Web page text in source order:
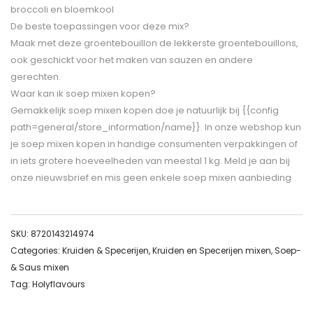
broccoli en bloemkool
De beste toepassingen voor deze mix?
Maak met deze groentebouillon de lekkerste groentebouillons,
ook geschickt voor het maken van sauzen en andere
gerechten.
Waar kan ik soep mixen kopen?
Gemakkelijk soep mixen kopen doe je natuurlijk bij {{config
path=general/store_information/name}}. In onze webshop kun
je soep mixen kopen in handige consumenten verpakkingen of
in iets grotere hoeveelheden van meestal 1 kg. Meld je aan bij
onze nieuwsbrief en mis geen enkele soep mixen aanbieding
SKU: 8720143214974
Categories: Kruiden & Specerijen,Kruiden en Specerijen mixen, Soep-
& Saus mixen
Tag: Holyflavours